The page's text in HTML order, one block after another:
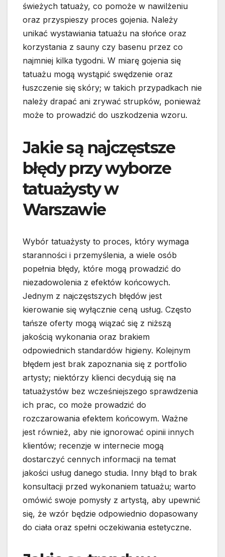
świeżych tatuaży, co pomoże w nawilżeniu
oraz przyspieszy proces gojenia. Należy
unikać wystawiania tatuażu na słońce oraz
korzystania z sauny czy basenu przez co
najmniej kilka tygodni. W miarę gojenia się
tatuażu mogą wystąpić swędzenie oraz
łuszczenie się skóry; w takich przypadkach nie
należy drapać ani zrywać strupków, ponieważ
może to prowadzić do uszkodzenia wzoru.
Jakie są najczęstsze
błędy przy wyborze
tatuażysty w
Warszawie
Wybór tatuażysty to proces, który wymaga
staranności i przemyślenia, a wiele osób
popełnia błędy, które mogą prowadzić do
niezadowolenia z efektów końcowych.
Jednym z najczęstszych błędów jest
kierowanie się wyłącznie ceną usług. Często
tańsze oferty mogą wiązać się z niższą
jakością wykonania oraz brakiem
odpowiednich standardów higieny. Kolejnym
błędem jest brak zapoznania się z portfolio
artysty; niektórzy klienci decydują się na
tatuażystów bez wcześniejszego sprawdzenia
ich prac, co może prowadzić do
rozczarowania efektem końcowym. Ważne
jest również, aby nie ignorować opinii innych
klientów; recenzje w internecie mogą
dostarczyć cennych informacji na temat
jakości usług danego studia. Inny błąd to brak
konsultacji przed wykonaniem tatuażu; warto
omówić swoje pomysły z artystą, aby upewnić
się, że wzór będzie odpowiednio dopasowany
do ciała oraz spełni oczekiwania estetyczne.